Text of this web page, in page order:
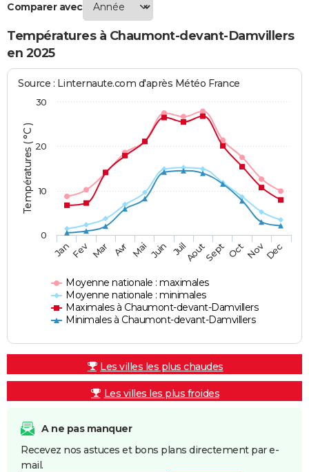
Comparer avec
Températures à Chaumont-devant-Damvillers
en 2025
Températures ( °C )
Source : Linternaute.com d'après Météo France
Moyenne nationale : maximales
Moyenne nationale : minimales
Maximales à Chaumont-devant-Damvillers
Minimales à Chaumont-devant-Damvillers
JanFev Mar Avr Mai Juin JuilAoutSept OctNovDec
0
10
20
30
Les villes les plus chaudes
Les villes les plus froides
A ne pas manquer
Recevez nos astuces et bons plans directement par e-
mail.